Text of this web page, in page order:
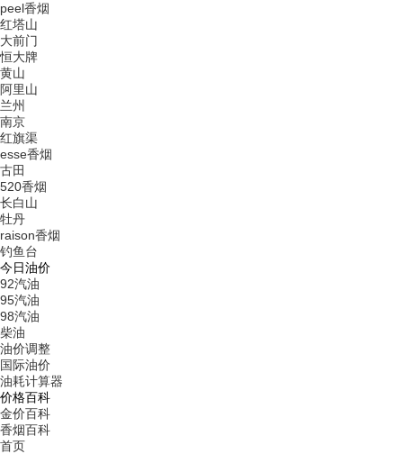
peel香烟
红塔山
大前门
恒大牌
黄山
阿里山
兰州
南京
红旗渠
esse香烟
古田
520香烟
长白山
牡丹
raison香烟
钓鱼台
今日油价
92汽油
95汽油
98汽油
柴油
油价调整
国际油价
油耗计算器
价格百科
金价百科
香烟百科
首页